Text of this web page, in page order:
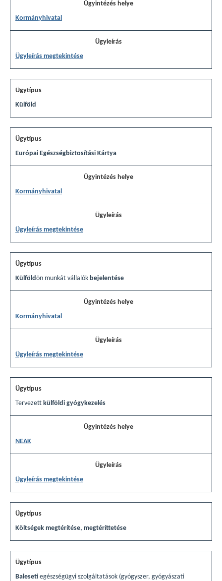
Kormányhivatal
Ügyleírás megtekintése
Külföld
Európai Egészségbiztosítási Kártya
Kormányhivatal
Ügyleírás megtekintése
Külföldön munkát vállalók bejelentése
Kormányhivatal
Ügyleírás megtekintése
Tervezett külföldi gyógykezelés
NEAK
Ügyleírás megtekintése
Költségek megtérítése, megtéríttetése
Baleseti egészségügyi szolgáltatások (gyógyszer, gyógyászati